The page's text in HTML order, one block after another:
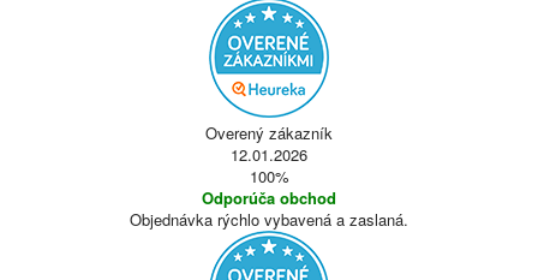
Overený zákazník
12.01.2026
100%
Odporúča obchod
Objednávka rýchlo vybavená a zaslaná.